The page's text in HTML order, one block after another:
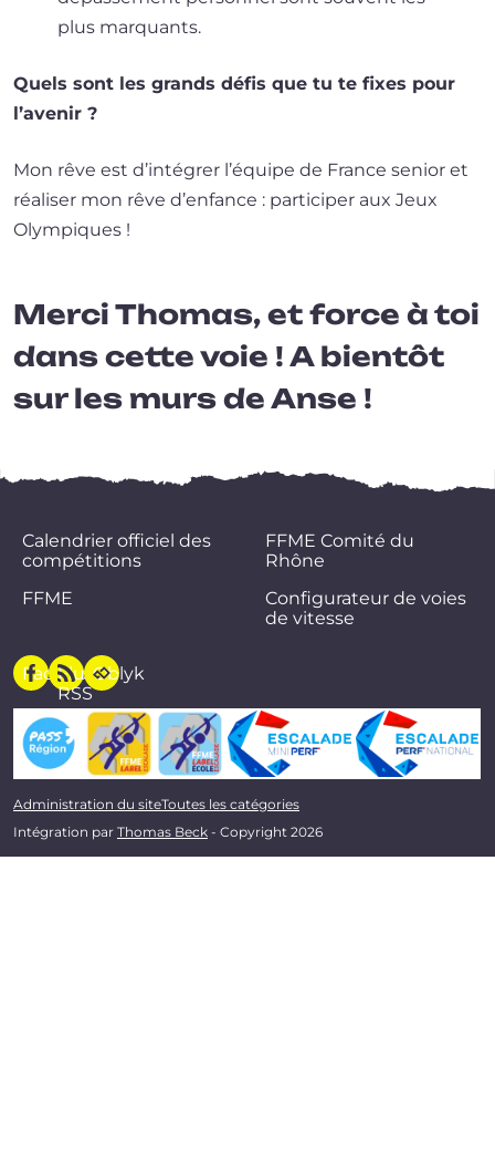
plus marquants.
Quels sont les grands défis que tu te fixes pour
l’avenir ?
Mon rêve est d’in­té­grer l’équipe de France senior et
réa­li­ser mon rêve d’enfance : par­ti­ci­per aux Jeux
Olympiques !
Merci Thomas, et force à toi
dans cette voie ! A bientôt
sur les murs de Anse !
Calendrier officiel des
compétitions
FFME
FFME Comité du
Rhône
Configurateur de voies
de vitesse
Facebook
Flux
RSS
Oblyk
Administration du siteToutes les catégories
Intégration par Thomas Beck - Copyright 2026